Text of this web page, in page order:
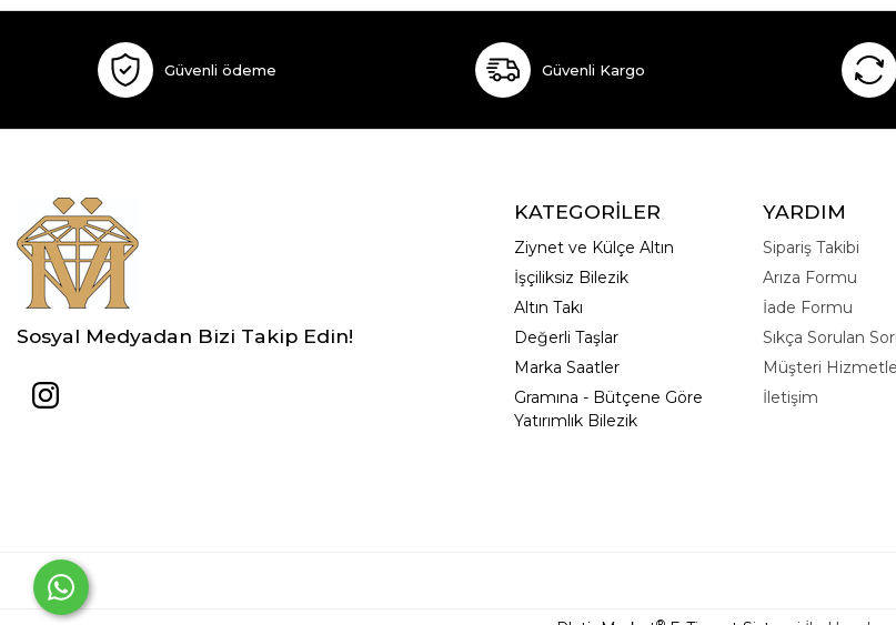
Güvenli ödeme Güvenli Kargo
Sosyal Medyadan Bizi Takip Edin!
KATEGORİLER
Ziynet ve Külçe Altın
İşçiliksiz Bilezik
Altın Takı
Değerli Taşlar
Marka Saatler
Gramına - Bütçene Göre
Yatırımlık Bilezik
YARDIM
Sipariş Takibi
Arıza Formu
İade Formu
Sıkça Sorulan
Müşteri
İletişim